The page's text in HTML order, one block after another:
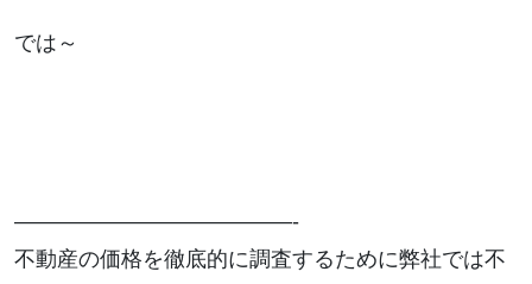
では～
—————————————-
不動産の価格を徹底的に調査するために弊社では不